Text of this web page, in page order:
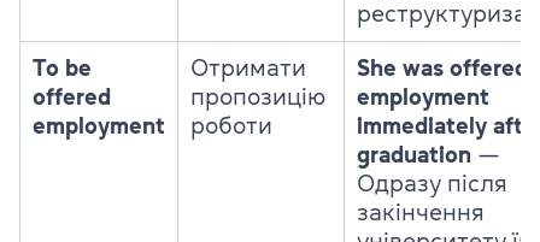
To be
offered
employment
Отримати
пропозицію
роботи
She was offered
employment
immediately
graduation —
Одразу після
закінчення